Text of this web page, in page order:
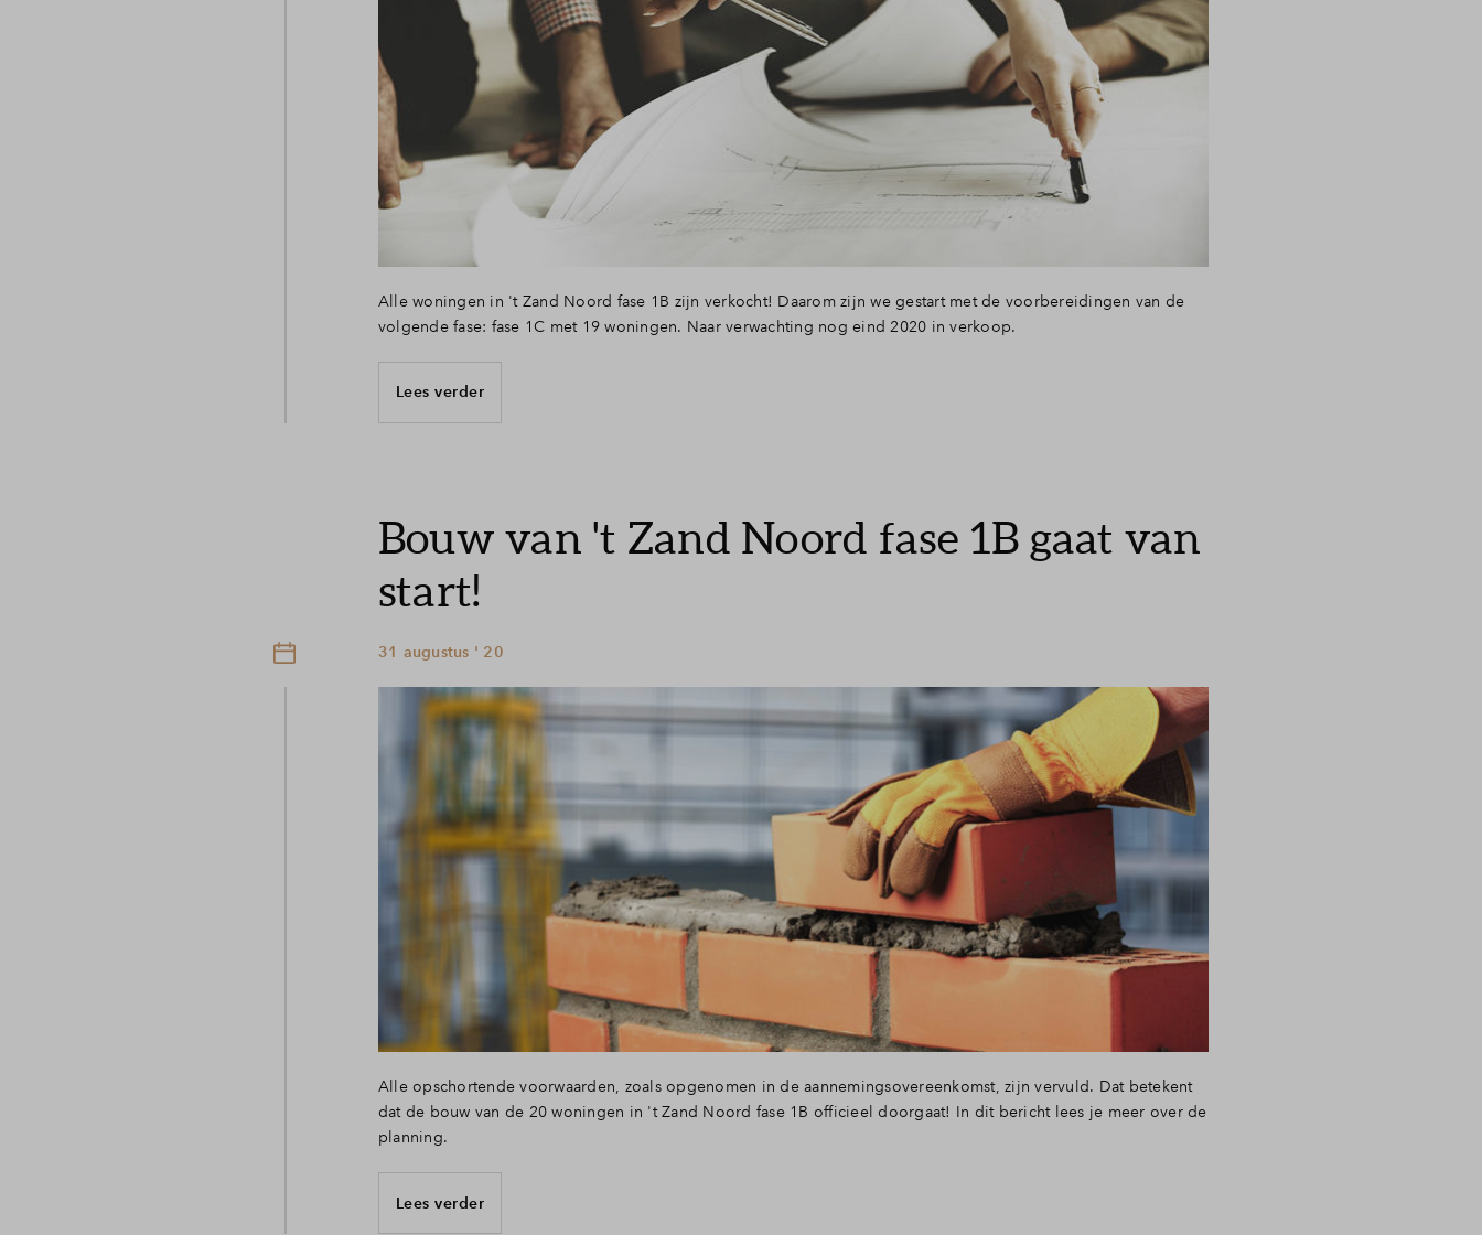
Alle woningen in 't Zand Noord fase 1B zijn verkocht! Daarom zijn we gestart met de voorbereidingen van de
volgende fase: fase 1C met 19 woningen. Naar verwachting nog eind 2020 in verkoop.
Lees verder
Bouw van 't Zand Noord fase 1B gaat van
start!
31 augustus ' 20
Alle opschortende voorwaarden, zoals opgenomen in de aannemingsovereenkomst, zijn vervuld. Dat betekent
dat de bouw van de 20 woningen in 't Zand Noord fase 1B officieel doorgaat! In dit bericht lees je meer over de
planning.
Lees verder